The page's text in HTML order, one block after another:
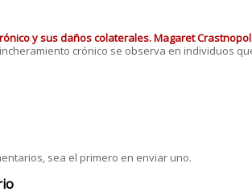
y sus daños colaterales. Magaret Crastnopol
crónico se observa en individuos
sea el primero en enviar uno.